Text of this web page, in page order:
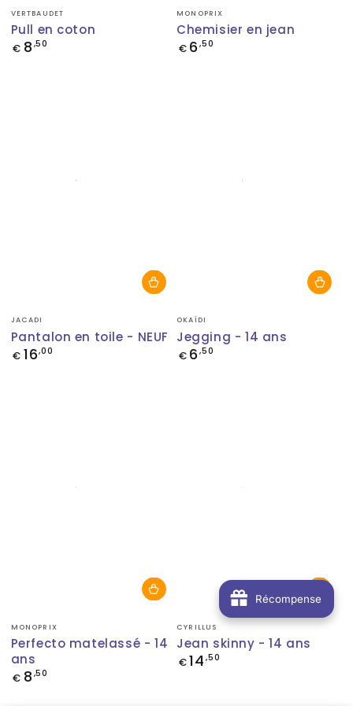
Fournisseur:
VERTBAUDET
Pull en coton
Prix
€ 8 ,50
Fournisseur:
MONOPRIX
Chemisier en jean
Prix
€ 6 ,50
Fournisseur:
JACADI
Pantalon en toile - NEUF
Prix
€ 16,00
Fournisseur:
OKAÏDI
Jegging - 14 ans
Prix
€ 6 ,50
Fournisseur:
MONOPRIX
Perfecto matelassé - 14
ans
Prix
€ 8 ,50
Fournisseur:
CYRILLUS
Jean skinny - 14 ans
Prix
€14 ,50
Récompense